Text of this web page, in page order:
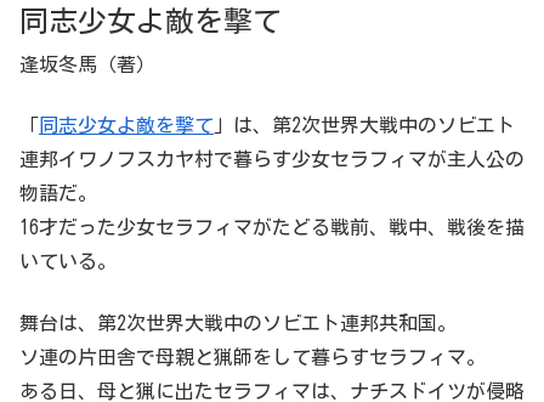
同志少女よ敵を撃て
逢坂冬馬（著）
「 同志少女よ敵を撃て 」は、第2次世界大戦中のソビエト
連邦イワノフスカヤ村で暮らす少女セラフィマが主人公の
物語だ。
16才だった少女セラフィマがたどる戦前、戦中、戦後を描
いている。
舞台は、第2次世界大戦中のソビエト連邦共和国。
ソ連の片田舎で母親と猟師をして暮らすセラフィマ。
ある日、母と猟に出たセラフィマは、ナチスドイツが侵略